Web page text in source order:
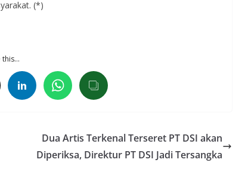
(*)
this…
Dua Artis Terkenal Terseret PT DSI akan
Diperiksa, Direktur PT DSI Jadi Tersangka